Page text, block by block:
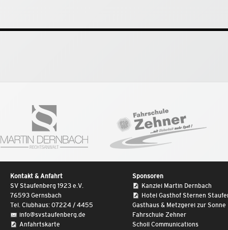
Kontakt & Anfahrt
SV Staufenberg 1923 e.V.
76593 Gernsbach
Tel. Clubhaus: 07224 / 4455
info@svstaufenberg.de
Anfahrtskarte
Sponsoren
Kanzlei Martin Dernbach
Hotel Gasthof Sternen
Gasthaus & Metzgerei zur Sonne
Fahrschule Zehner
Scholl Communications